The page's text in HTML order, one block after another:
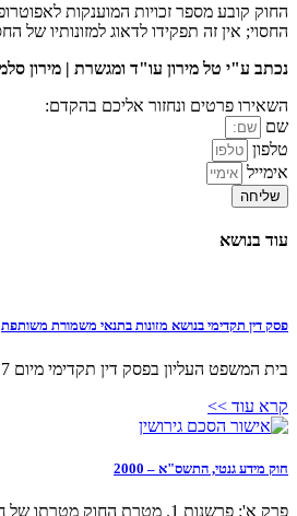
החוק קובע מספר זכויות המוענקות
החסוי; אין זה תפקידו לדאוג למזונותיו של
נכתב ע"י טל מירון עו"ד ומגשרת | מירון
השאירו פרטים ונחזור אליכם בהקדם:
שם
טלפון
אימייל
שליחה
עוד בנושא
פסק דין תקדימי בנושא מזונות בתנאי משמורת משותפת
בית המשפט העליון בפסק דין תקדימי מיום 19.7.2017 בעניין מזונות משותפים הורים גרושים אשר חולקים משמורת משותפת על ילדיהם ובהתקיים תנאים מסויימים – יהיו חייבים בדמי מזונות משותפים בהתאם ליכולותיהם
קרא עוד >>
חוק מידע גנטי, התשס"א – 2000
פרק א': פרשנות 1. מטרת החוק מטרתו של חוק זה להסדיר עריכת בדיקות גנטיות ומתן ייעוץ גנטי ולהגן על זכות הנבדק לפרטיות לגבי המידע הגנטי המזוהה, והכל בלי לפגוע באיכות